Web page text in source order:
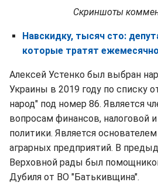
Скриншоты
Навскидку, тысяч сто:
которые тратят ежемесячно
Алексей Устенко был выбран
Украины в 2019 году по списку
народ" под номер 86. Является
вопросам финансов, налоговой
политики. Является
аграрных предприятий. В
Верховной рады был
Дубиля от ВО "Батькивщина".